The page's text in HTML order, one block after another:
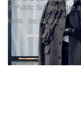
Moda
di Public School, oltre
Oct 30, 2025